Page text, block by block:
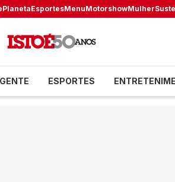
PlanetaEsportesMenuMotorshowMulher
GENTE ESPORTES